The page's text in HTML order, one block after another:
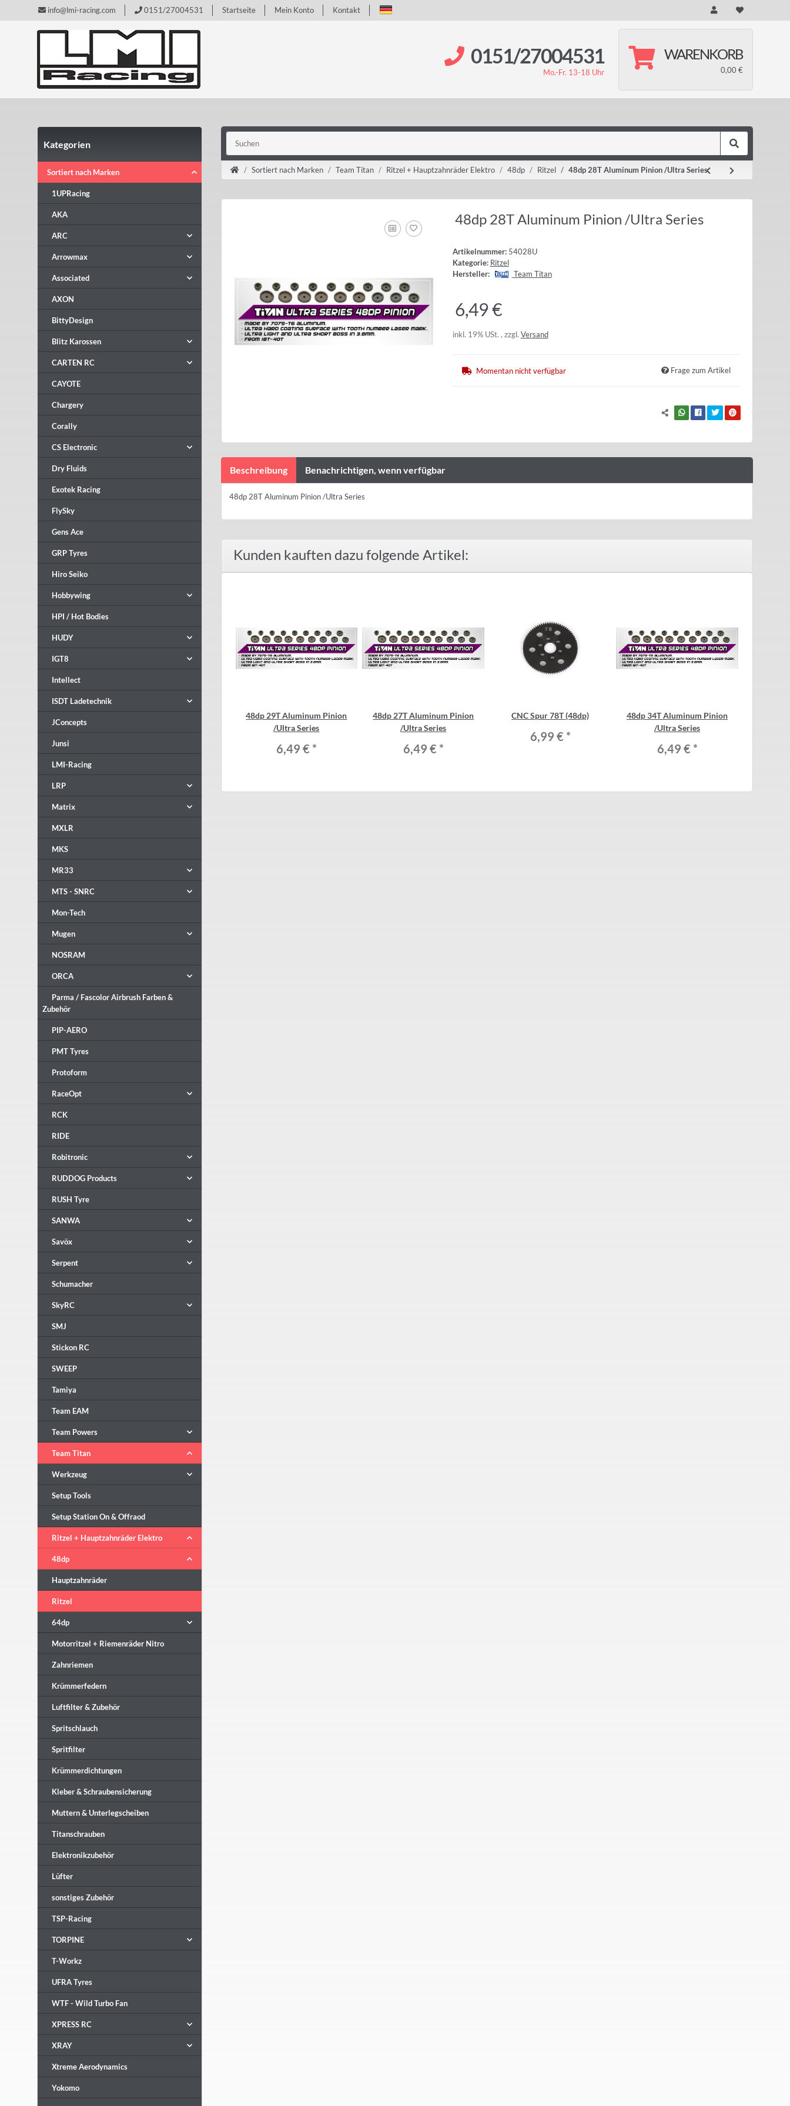
info@lmi-racing.com 0151/27004531 Startseite Mein Konto Kontakt
0151/27004531
Mo.-Fr. 13-18 Uhr
WARENKORB
0,00 €
Sortiert nach Marken Team Titan Ritzel + Hauptzahnräder Elektro 48dp Ritzel 48dp 28T Aluminum Pinion /Ultra Series
48dp 28T Aluminum Pinion /Ultra Series
Artikelnummer: 54028U
Kategorie: Ritzel
Hersteller:
Team Titan
6,49 €
inkl. 19% USt. , zzgl. Versand
Momentan nicht verfügbar Frage zum Artikel
Beschreibung Benachrichtigen, wenn verfügbar
48dp 28T Aluminum Pinion /Ultra Series
Kunden kauften dazu folgende Artikel:
48dp 29T Aluminum Pinion
/Ultra Series
6,49 € *
48dp 27T Aluminum Pinion
/Ultra Series
6,49 € *
CNC Spur 78T (48dp)
6,99 € *
48dp 34T Aluminum Pinion
/Ultra Series
6,49 € *
Kategorien
Sortiert nach Marken
1UPRacing
AKA
ARC
Arrowmax
Associated
AXON
BittyDesign
Blitz Karossen
CARTEN RC
CAYOTE
Chargery
Corally
CS Electronic
Dry Fluids
Exotek Racing
FlySky
Gens Ace
GRP Tyres
Hiro Seiko
Hobbywing
HPI / Hot Bodies
HUDY
IGT8
Intellect
ISDT Ladetechnik
JConcepts
Junsi
LMI-Racing
LRP
Matrix
MXLR
MKS
MR33
MTS - SNRC
Mon-Tech
Mugen
NOSRAM
ORCA
Parma / Fascolor Airbrush Farben &
Zubehör
PIP-AERO
PMT Tyres
Protoform
RaceOpt
RCK
RIDE
Robitronic
RUDDOG Products
RUSH Tyre
SANWA
Savöx
Serpent
Schumacher
SkyRC
SMJ
Stickon RC
SWEEP
Tamiya
Team EAM
Team Powers
Team Titan
Werkzeug
Setup Tools
Setup Station On & Offraod
Ritzel + Hauptzahnräder Elektro
48dp
Hauptzahnräder
Ritzel
64dp
Motorritzel + Riemenräder Nitro
Zahnriemen
Krümmerfedern
Luftfilter & Zubehör
Spritschlauch
Spritfilter
Krümmerdichtungen
Kleber & Schraubensicherung
Muttern & Unterlegscheiben
Titanschrauben
Elektronikzubehör
Lüfter
sonstiges Zubehör
TSP-Racing
TORPINE
T-Workz
UFRA Tyres
WTF - Wild Turbo Fan
XPRESS RC
XRAY
Xtreme Aerodynamics
Yokomo